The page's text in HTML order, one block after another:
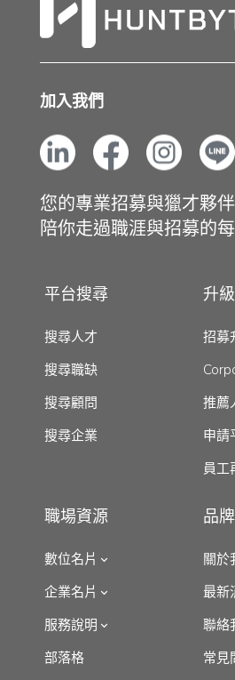
加入我們
您的專業招募與獵才夥伴
陪你走過職涯與招募的
平台搜尋
搜尋人才
搜尋職缺
搜尋顧問
搜尋企業
升
招募
推薦
申請
員工
職場資源
數位名片
企業名片
服務說明
部落格
品
關於
最新
聯絡
常見